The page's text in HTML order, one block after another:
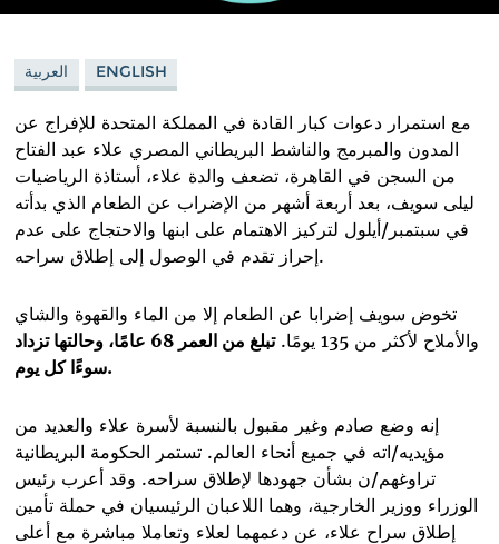
العربية ENGLISH
مع استمرار دعوات كبار القادة في المملكة المتحدة للإفراج عن
المدون والمبرمج والناشط البريطاني المصري علاء عبد الفتاح
من السجن في القاهرة، تضعف والدة علاء، أستاذة الرياضيات
ليلى سويف، بعد أربعة أشهر من الإضراب عن الطعام الذي بدأته
في سبتمبر/أيلول لتركيز الاهتمام على ابنها والاحتجاج على عدم
إحراز تقدم في الوصول إلى إطلاق سراحه.
تخوض سويف إضرابا عن الطعام إلا من الماء والقهوة والشاي
والأملاح لأكثر من 135 يومًا.
تبلغ من العمر 68 عامًا، وحالتها تزداد
سوءًا كل يوم.
إنه وضع صادم وغير مقبول بالنسبة لأسرة علاء والعديد من
مؤيديه/اته في جميع أنحاء العالم. تستمر الحكومة البريطانية
تراوغهم/ن بشأن جهودها لإطلاق سراحه. وقد أعرب رئيس
الوزراء ووزير الخارجية، وهما اللاعبان الرئيسيان في حملة تأمين
إطلاق سراح علاء، عن دعمهما لعلاء وتعاملا مباشرة مع أعلى